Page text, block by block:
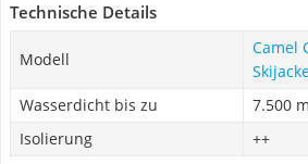
Technische Details
Modell
Camel
Wasserdicht bis zu
7.500
Isolierung
++